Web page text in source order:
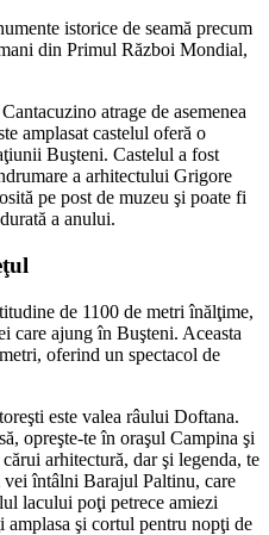
istorice de seamă precum
din Primul Război Mondial,
atrage de asemenea
amplasat castelul oferă o
Buşteni. Castelul a fost
a arhitectului Grigore
pe post de muzeu şi poate fi
a anului.
de 1100 de metri înălţime,
care ajung în Buşteni. Aceasta
oferind un spectacol de
este valea râului Doftana.
opreşte-te în oraşul Campina şi
arhitectură, dar şi legenda, te
întâlni Barajul Paltinu, care
lacului poţi petrece amiezi
şi cortul pentru nopţi de